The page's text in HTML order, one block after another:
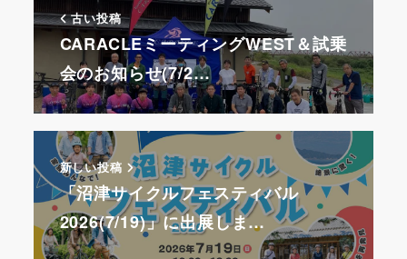
古い投稿
CARACLEミーティングWEST＆試乗
会のお知らせ(7/2…
新しい投稿
「沼津サイクルフェスティバル
2026(7/19)」に出展しま…